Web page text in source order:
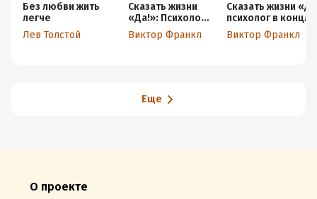
Без любви жить
легче
Лев Толстой
Сказать жизни
«Да!»: Психолог
в концлагере
Виктор Франкл
Сказать жизни
психолог в
Виктор Франкл
Еще
О проекте